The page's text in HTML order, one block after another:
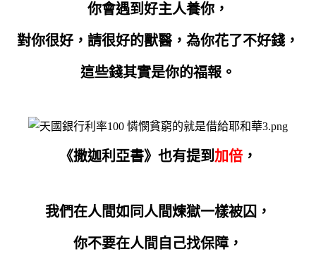
你會遇到好主人養你，
對你很好，請很好的獸醫，為你花了不好錢，
這些錢其實是你的福報。
《撒迦利亞書》也有提到加倍 ，
我們在人間如同人間煉獄一樣被囚，
你不要在人間自己找保障，